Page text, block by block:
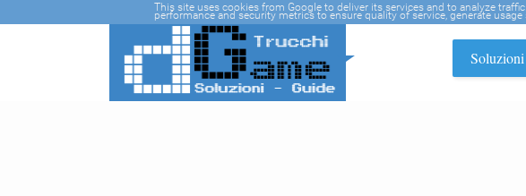
Soluzioni
This site uses cookies from Google to deliver its services and to analyze
performance and security metrics to ensure quality of service, generate